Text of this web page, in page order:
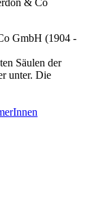
GmbH (1904 -
Säulen der
unter. Die